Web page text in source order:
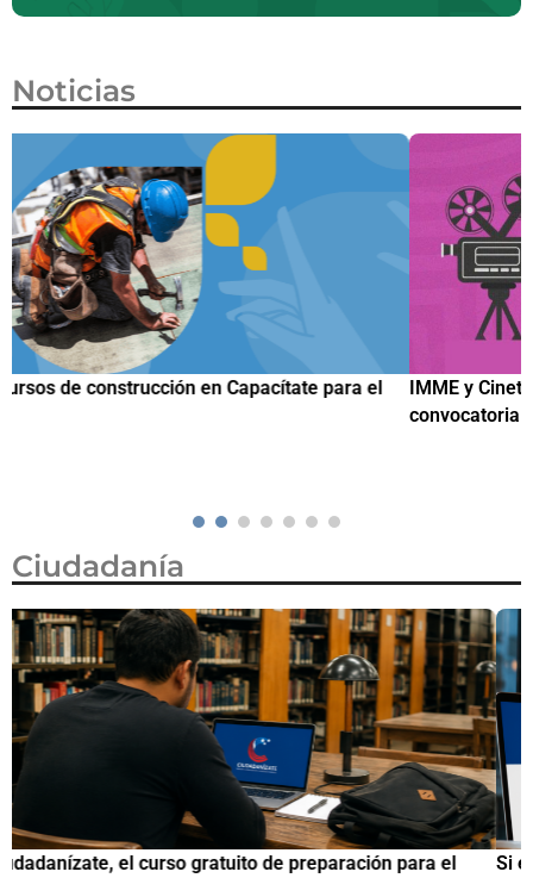
Noticias
IMME y Cineteca Nacional amplían hasta el 19 de agosto la
convocatoria para la 7ª Semana de Cine Migrante 2026
Ciudadanía
Si eres residente ingresa a Ciudadanízate, el curso